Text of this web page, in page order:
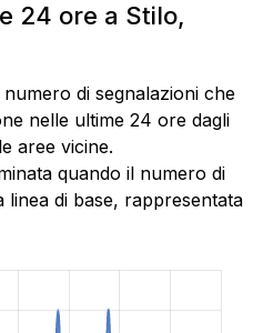
24 ore a Stilo,
di segnalazioni che
nelle ultime 24 ore dagli
aree vicine.
quando il numero di
linea di base, rappresentata